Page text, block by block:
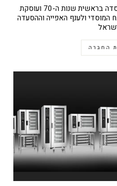
חברת ב.פ.ר סוכנויות בע"מ נוסדה בראשית שנות ה-70 ועוסקת
המוסדי ולענף האפייה וההסעדה
החברה